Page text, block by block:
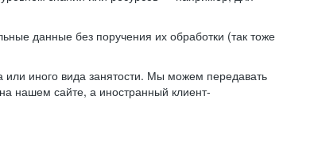
данные без поручения их обработки (так тоже
иного вида занятости. Мы можем передавать
нашем сайте, а иностранный клиент-